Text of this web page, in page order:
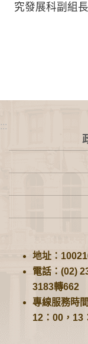
究發展科副組
:::
地址：
電話：(02)
3183轉662
專線服務時
12：00，13